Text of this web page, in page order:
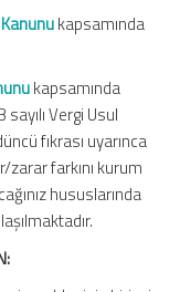
kapsamında
kapsamında
Vergi Usul
fıkrası uyarınca
farkını kurum
hususlarında